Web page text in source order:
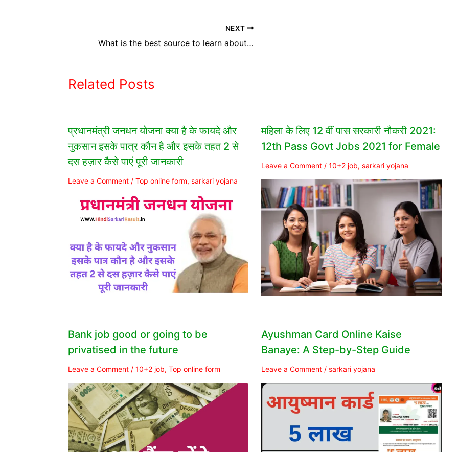
NEXT
What is the best source to learn about government jobs in India?
Related Posts
प्रधानमंत्री जनधन योजना क्या है के फायदे और
नुकसान इसके पात्र कौन है और इसके तहत 2 से
दस हज़ार कैसे पाएं पूरी जानकारी
Leave a Comment / Top online form, sarkari yojana
महिला के लिए 12 वीं पास सरकारी नौकरी 2021:
12th Pass Govt Jobs 2021 for Female
Leave a Comment / 10+2 job, sarkari yojana
Bank job good or going to be
privatised in the future
Leave a Comment / 10+2 job, Top online form
Ayushman Card Online Kaise
Banaye: A Step-by-Step Guide
Leave a Comment / sarkari yojana